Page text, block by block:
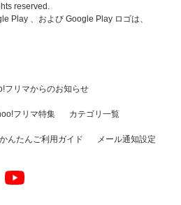
reserved.
Play 、および Google Play ロゴは、
フリマからのお知らせ
フリマ特集 カテゴリ一覧
かんたんご利用ガイド メール通知設定